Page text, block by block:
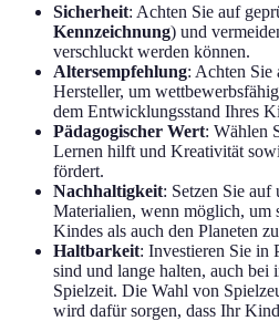
Sicherheit: Achten Sie auf
Kennzeichnung) und
verschluckt werden können.
Altersempfehlung: Achten Sie
Hersteller, um
dem Entwicklungsstand Ihres
Pädagogischer Wert: Wählen
Lernen hilft und Kreativität
fördert.
Nachhaltigkeit: Setzen Sie
Materialien, wenn möglich, um
Kindes als auch den Planeten
Haltbarkeit: Investieren Sie in
sind und lange halten, auch bei
Spielzeit. Die Wahl von
wird dafür sorgen, dass Ihr